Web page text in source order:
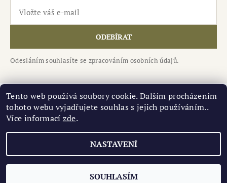
ODEBÍRAT
Odesláním souhlasíte se zpracováním osobních údajů.
Národní kulturní památka Levý Hradec
Středočeské muzeu Roztoky
2026 ©Historické sklo.cz, všechna práva vyhrazenaUpravit nastavení cookies
Vytvořil Shoptet
Tento web používá soubory cookie. Dalším procházením
tohoto webu vyjadřujete souhlas s jejich používáním..
Více informací zde.
NASTAVENÍ
SOUHLASÍM